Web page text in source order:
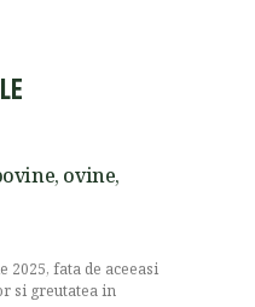
ovine,
2025, fata de aceeasi
si greutatea in